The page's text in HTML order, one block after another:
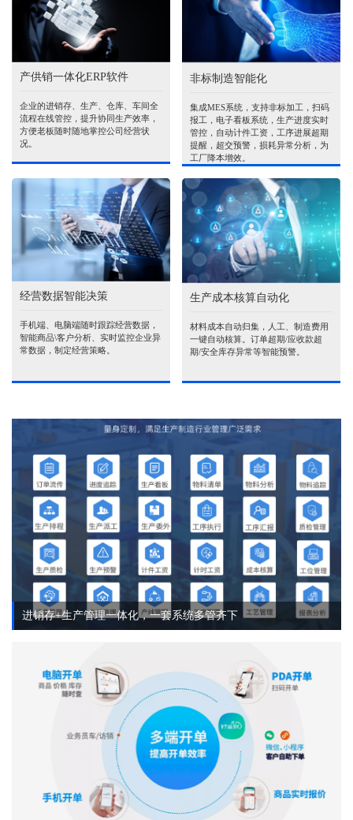
产供销一体化ERP软件
企业的进销存、生产、仓库、车间全
流程在线管控，提升协同生产效率，
方便老板随时随地掌控公司经营状
况。
非标制造智能化
集成MES系统，支持非标加工，扫码
报工，电子看板系统，生产进度实时
管控，自动计件工资，工序进展超期
提醒，超交预警，损耗异常分析，为
工厂降本增效。
经营数据智能决策
手机端、电脑端随时跟踪经营数据，
智能商品\客户分析、实时监控企业异
常数据，制定经营策略。
生产成本核算自动化
材料成本自动归集，人工、制造费用
一键自动核算。订单超期/应收款超
期/安全库存异常等智能预警。
进销存+生产管理一体化，一套系统多管齐下